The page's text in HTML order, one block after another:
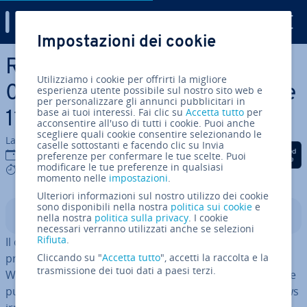
Vai al contenuto prin­ci­pa­le
Risolvere l’errore
0x800f0922 in Windows 10 e
11
La redazione di IONOS
23 gen 2023
4 mins
Condividi via Facebook
Condividi via Twitter
Condividi via
Indice
Il codice di errore 0x800f0922 in Windows 10 e 11 indica
problemi di ag­gior­na­men­to o upgrade del sistema
Windows. La causa non è univoca: il messaggio di errore
può indicare file di in­stal­la­zio­ne corrotti, server Windows
Impostazioni dei cookie
Utilizziamo i cookie per offrirti la migliore
esperienza utente possibile sul nostro sito web e
per personalizzare gli annunci pubblicitari in
base ai tuoi interessi. Fai clic suAccetta tutto per
acconsentire all'uso di tutti i cookie. Puoi anche
scegliere quali cookie consentire selezionando le
caselle sottostanti e facendo clic su Invia
preferenze per confermare le tue scelte. Puoi
modificare le tue preferenze in qualsiasi
momento nelle impostazioni.
Ulteriori informazioni sul nostro utilizzo dei cookie
sono disponibili nella nostra politica sui cookie e
nella nostra politica sulla privacy. I cookie
necessari verranno utilizzati anche se selezioni
Rifiuta.
Cliccando su "Accetta tutto", accetti la raccolta e la
trasmissione dei tuoi dati a paesi terzi.